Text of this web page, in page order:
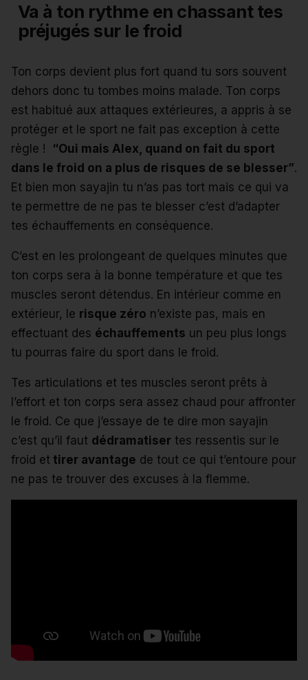
Va à ton rythme en chassant tes
préjugés sur le froid
Ton corps devient plus fort quand tu sors souvent
dehors donc tu tombes moins malade. Ton corps
est habitué aux attaques extérieures, a appris à se
protéger et le sport ne fait pas exception à cette
règle ! “Oui mais Alex, quand on fait du sport
dans le froid on a plus de risques de se blesser”.
Et bien mon sayajin tu n’as pas tort mais ce qui va
te permettre de ne pas te blesser c’est d’adapter
tes échauffements en conséquence.
C’est en les prolongeant de quelques minutes que
ton corps sera à la bonne température et que tes
muscles seront détendus. En intérieur comme en
extérieur, le risque zéro n’existe pas, mais en
effectuant des échauffements un peu plus longs
tu pourras faire du sport dans le froid.
Tes articulations et tes muscles seront prêts à
l’effort et ton corps sera assez chaud pour affronter
le froid. Ce que j’essaye de te dire mon sayajin
c’est qu’il faut dédramatiser tes ressentis sur le
froid et tirer avantage de tout ce qui t’entoure pour
ne pas te trouver des excuses à la flemme.